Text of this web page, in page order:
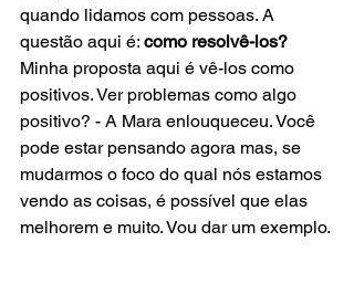
quando lidamos com pessoas. A
questão aqui é: como resolvê-los?
Minha proposta aqui é vê-los como
positivos. Ver problemas como algo
positivo? - A Mara enlouqueceu. Você
pode estar pensando agora mas, se
mudarmos o foco do qual nós estamos
vendo as coisas, é possível que elas
melhorem e muito. Vou dar um exemplo.